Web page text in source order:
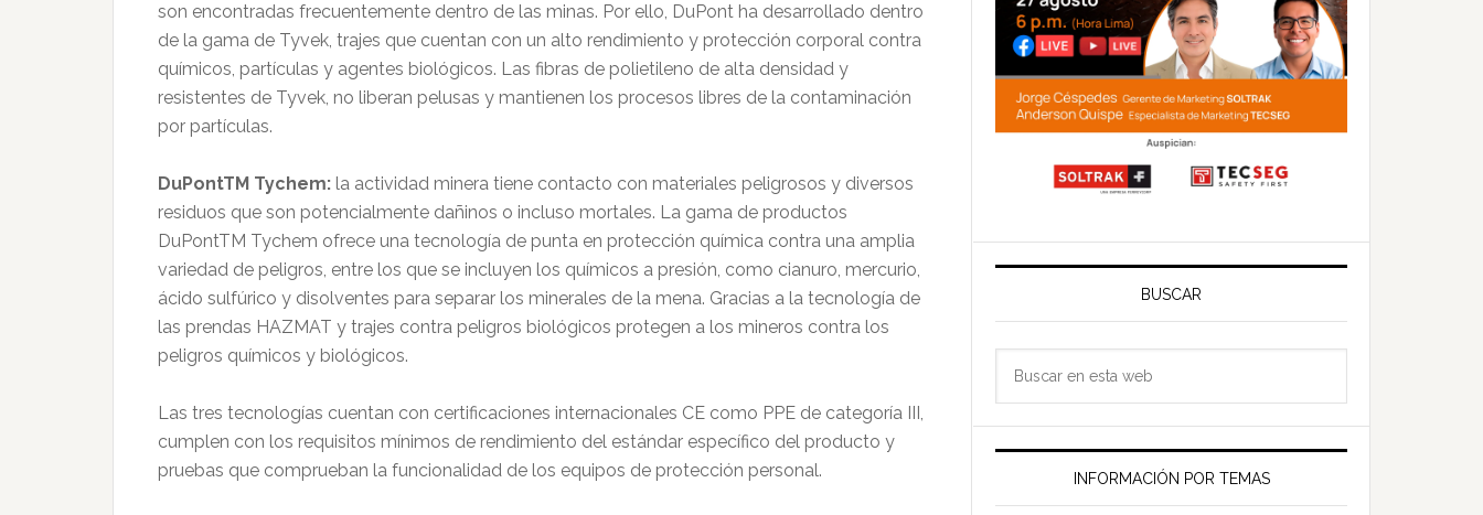
son encontradas frecuentemente dentro de las minas. Por ello, DuPont ha desarrollado dentro
de la gama de Tyvek, trajes que cuentan con un alto rendimiento y protección corporal contra
químicos, partículas y agentes biológicos. Las fibras de polietileno de alta densidad y
resistentes de Tyvek, no liberan pelusas y mantienen los procesos libres de la contaminación
por partículas.
DuPontTM Tychem: la actividad minera tiene contacto con materiales peligrosos y diversos
residuos que son potencialmente dañinos o incluso mortales. La gama de productos
DuPontTM Tychem ofrece una tecnología de punta en protección química contra una amplia
variedad de peligros, entre los que se incluyen los químicos a presión, como cianuro, mercurio,
ácido sulfúrico y disolventes para separar los minerales de la mena. Gracias a la tecnología de
las prendas HAZMAT y trajes contra peligros biológicos protegen a los mineros contra los
peligros químicos y biológicos.
Las tres tecnologías cuentan con certificaciones internacionales CE como PPE de categoría III,
cumplen con los requisitos mínimos de rendimiento del estándar específico del producto y
pruebas que comprueban la funcionalidad de los equipos de protección personal.
BUSCAR
web
INFORMACIÓN POR TEMAS